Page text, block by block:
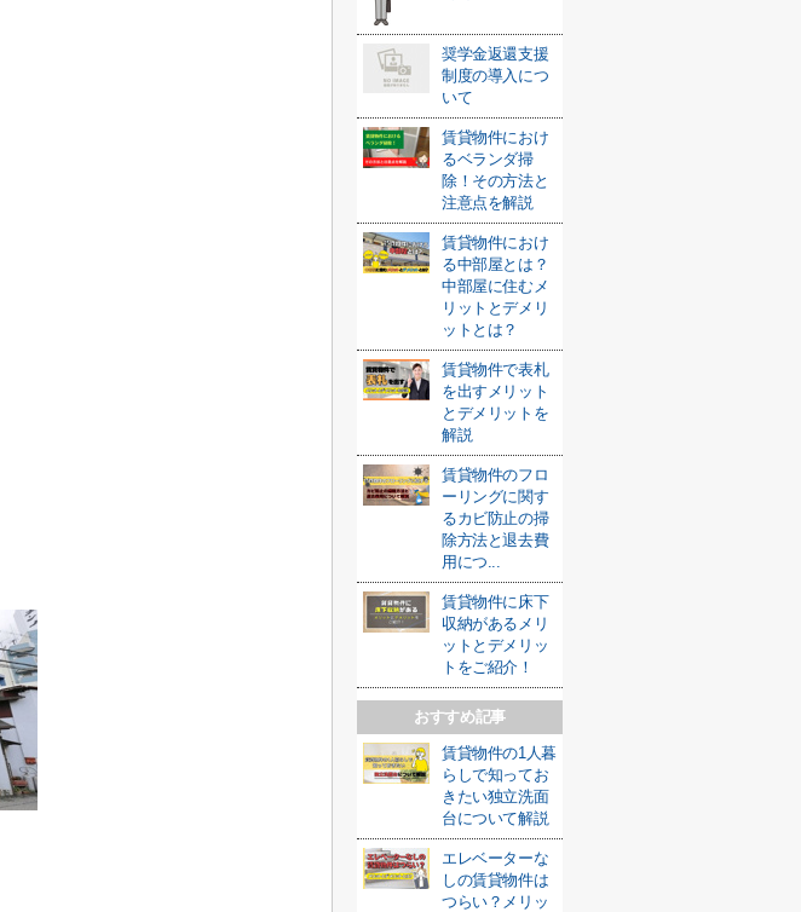
奨学金返還支援
制度の導入につ
いて
賃貸物件におけ
るベランダ掃
除！その方法と
注意点を解説
賃貸物件におけ
る中部屋とは？
中部屋に住むメ
リットとデメリ
ットとは？
賃貸物件で表札
を出すメリット
とデメリットを
解説
賃貸物件のフロ
ーリングに関す
るカビ防止の掃
除方法と退去費
用につ...
賃貸物件に床下
収納があるメリ
ットとデメリッ
トをご紹介！
おすすめ記事
賃貸物件の1人暮
らしで知ってお
きたい独立洗面
台について解説
エレベーターな
しの賃貸物件は
つらい？メリッ